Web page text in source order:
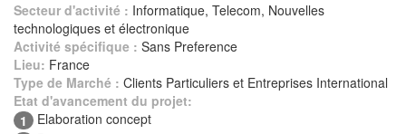
Secteur d'activité : Informatique, Telecom, Nouvelles
technologiques et électronique
Activité spécifique : Sans Preference
Lieu: France
Type de Marché : Clients Particuliers et Entreprises International
Etat d'avancement du projet:
1
Elaboration concept